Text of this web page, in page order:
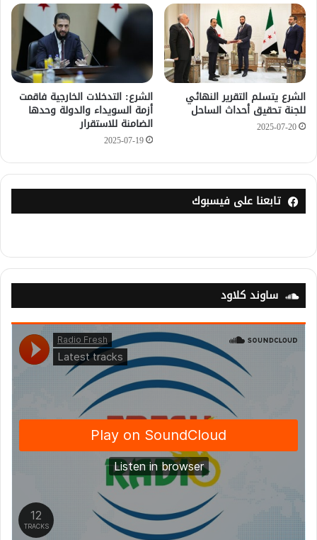
الشرع يتسلم التقرير النهائي
للجنة تحقيق أحداث الساحل
2025-07-20
الشرع: التدخلات الخارجية فاقمت
أزمة السويداء والدولة وحدها
الضامنة للاستقرار
2025-07-19
تابعنا على فيسبوك
ساوند كلاود